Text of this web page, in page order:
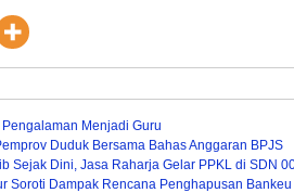
Menjadi Guru
Duduk Bersama Bahas Anggaran BPJS
Sejak Dini, Jasa Raharja Gelar PPKL di SDN
Soroti Dampak Rencana Penghapusan